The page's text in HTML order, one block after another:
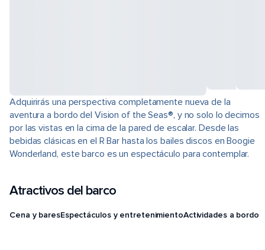
Adquirirás una perspectiva completamente nueva de la
aventura a bordo del Vision of the Seas®, y no solo lo decimos
por las vistas en la cima de la pared de escalar. Desde las
bebidas clásicas en el R Bar hasta los bailes discos en Boogie
Wonderland, este barco es un espectáculo para contemplar.
Atractivos del barco
Cena y baresEspectáculos y entretenimientoActividades a bordo